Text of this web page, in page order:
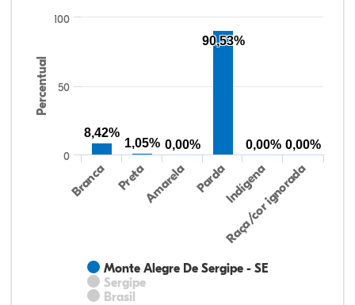
Percentual
Monte Alegre De Sergipe - SE
Sergipe
Brasil
Branca PretaAmarela PardaIndígena
Raça/cor ignorada
0
50
100
8,42%
1,05% 0,00%
90,53%
0,00% 0,00%
10,93%
9,49%
0,77%
78,23%
0,12%
0,46%
33,06%
7,95%
0,46%
55,81%
1,22%
1,50%